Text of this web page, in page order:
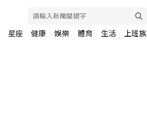
星座 健康 娛樂 體育 生活 上班族